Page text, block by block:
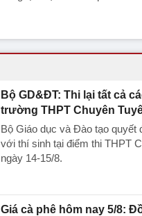
Bộ GD&ĐT: Thi lại tất cả
trường THPT Chuyên
Bộ Giáo dục và Đào tạo quyết
với thí sinh tại điểm thi THPT
ngày 14-15/8.
Giá cà phê hôm nay 5/8: